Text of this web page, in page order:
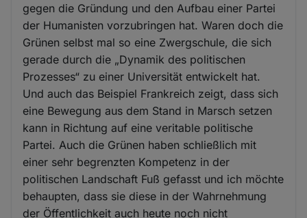
gegen die Gründung und den Aufbau einer Partei
der Humanisten vorzubringen hat. Waren doch die
Grünen selbst mal so eine Zwergschule, die sich
gerade durch die „Dynamik des politischen
Prozesses“ zu einer Universität entwickelt hat.
Und auch das Beispiel Frankreich zeigt, dass sich
eine Bewegung aus dem Stand in Marsch setzen
kann in Richtung auf eine veritable politische
Partei. Auch die Grünen haben schließlich mit
einer sehr begrenzten Kompetenz in der
politischen Landschaft Fuß gefasst und ich möchte
behaupten, dass sie diese in der Wahrnehmung
der Öffentlichkeit auch heute noch nicht